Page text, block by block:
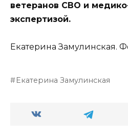
ветеранов СВО и
экспертизой.
Екатерина Замулинская.
Екатерина Замулинская